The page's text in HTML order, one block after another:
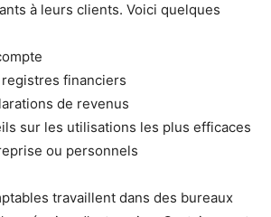
à leurs clients. Voici quelques
financiers
de revenus
sur les utilisations les plus efficaces
ou personnels
travaillent dans des bureaux